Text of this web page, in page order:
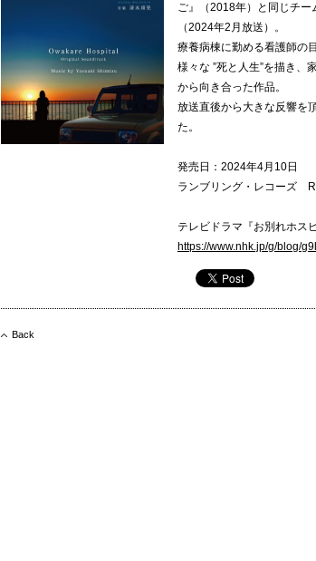
ご』（2018年）と同じチー
（2024年2月放送）。
療養病棟に勤める看護師の
様々な ”死と人生”を描き、
から向き合った作品。
放送直後から大きな反響を
た。
発売日：2024年4月10日
ランブリング・レコーズ
テレビドラマ『お別れホス
https://www.nhk.jp/g/blog/
Back